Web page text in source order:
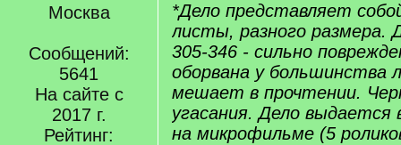
Москва
Сообщений:
5641
На сайте с
2017 г.
Рейтинг:
*Дело представляет
листы, разного размера.
305-346 - сильно
оборвана у большинства
мешает в прочтении.
угасания. Дело выдается
на микрофильме (5